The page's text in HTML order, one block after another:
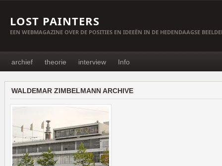
LOST PAINTERS
EEN WEBMAGAZINE OVER DE POSITIES EN IDEEËN IN DE HEDENDAAGSE
archief theorie interview Info
WALDEMAR ZIMBELMANN ARCHIVE